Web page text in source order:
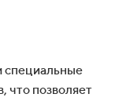
специальные
что позволяет